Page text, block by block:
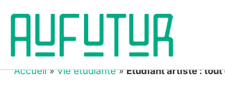
Accueil»Vie étudiante»Étudiant artiste :